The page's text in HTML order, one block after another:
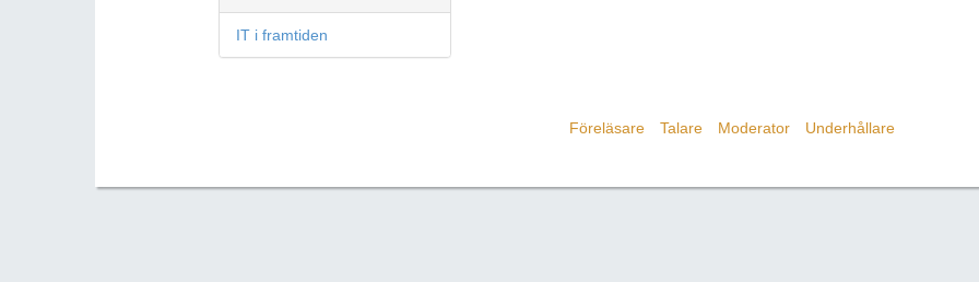
IT i framtiden
Föreläsare Talare Moderator Underhållare